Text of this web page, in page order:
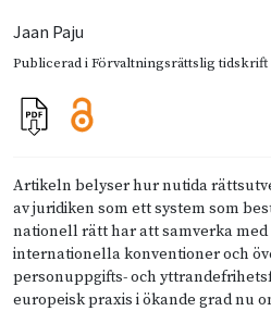
Jaan Paju
Publicerad iFörvaltningsrättslig tidskrift
Artikeln belyser hur nutida
av juridiken som ett system som
nationell rätt har att samverka med
internationella konventioner och
personuppgifts- och
europeisk praxis i ökande grad nu